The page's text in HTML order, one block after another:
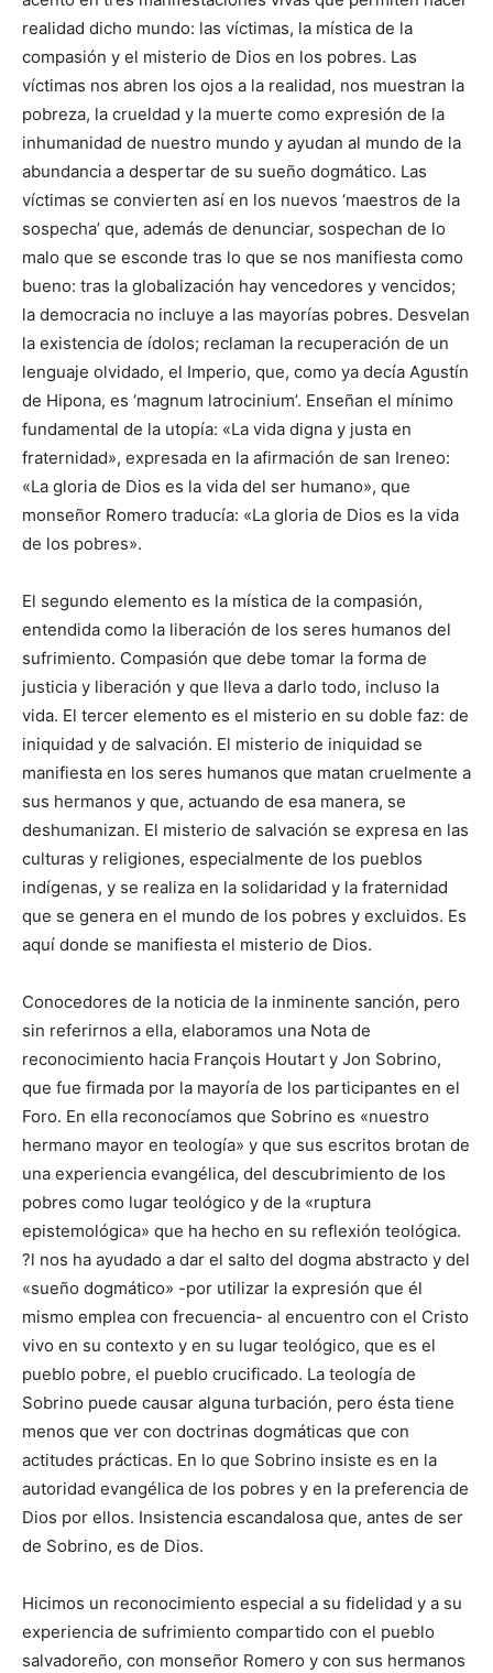
realidad dicho mundo: las víctimas, la mística de la
compasión y el misterio de Dios en los pobres. Las
víctimas nos abren los ojos a la realidad, nos muestran la
pobreza, la crueldad y la muerte como expresión de la
inhumanidad de nuestro mundo y ayudan al mundo de la
abundancia a despertar de su sueño dogmático. Las
víctimas se convierten así en los nuevos ‘maestros de la
sospecha’ que, además de denunciar, sospechan de lo
malo que se esconde tras lo que se nos manifiesta como
bueno: tras la globalización hay vencedores y vencidos;
la democracia no incluye a las mayorías pobres. Desvelan
la existencia de ídolos; reclaman la recuperación de un
lenguaje olvidado, el Imperio, que, como ya decía Agustín
de Hipona, es ‘magnum latrocinium’. Enseñan el mínimo
fundamental de la utopía: «La vida digna y justa en
fraternidad», expresada en la afirmación de san Ireneo:
«La gloria de Dios es la vida del ser humano», que
monseñor Romero traducía: «La gloria de Dios es la vida
de los pobres».
El segundo elemento es la mística de la compasión,
entendida como la liberación de los seres humanos del
sufrimiento. Compasión que debe tomar la forma de
justicia y liberación y que lleva a darlo todo, incluso la
vida. El tercer elemento es el misterio en su doble faz: de
iniquidad y de salvación. El misterio de iniquidad se
manifiesta en los seres humanos que matan cruelmente a
sus hermanos y que, actuando de esa manera, se
deshumanizan. El misterio de salvación se expresa en las
culturas y religiones, especialmente de los pueblos
indígenas, y se realiza en la solidaridad y la fraternidad
que se genera en el mundo de los pobres y excluidos. Es
aquí donde se manifiesta el misterio de Dios.
Conocedores de la noticia de la inminente sanción, pero
sin referirnos a ella, elaboramos una Nota de
reconocimiento hacia François Houtart y Jon Sobrino,
que fue firmada por la mayoría de los participantes en el
Foro. En ella reconocíamos que Sobrino es «nuestro
hermano mayor en teología» y que sus escritos brotan de
una experiencia evangélica, del descubrimiento de los
pobres como lugar teológico y de la «ruptura
epistemológica» que ha hecho en su reflexión teológica.
?l nos ha ayudado a dar el salto del dogma abstracto y del
«sueño dogmático» -por utilizar la expresión que él
mismo emplea con frecuencia- al encuentro con el Cristo
vivo en su contexto y en su lugar teológico, que es el
pueblo pobre, el pueblo crucificado. La teología de
Sobrino puede causar alguna turbación, pero ésta tiene
menos que ver con doctrinas dogmáticas que con
actitudes prácticas. En lo que Sobrino insiste es en la
autoridad evangélica de los pobres y en la preferencia de
Dios por ellos. Insistencia escandalosa que, antes de ser
de Sobrino, es de Dios.
Hicimos un reconocimiento especial a su fidelidad y a su
experiencia de sufrimiento compartido con el pueblo
salvadoreño, con monseñor Romero y con sus hermanos